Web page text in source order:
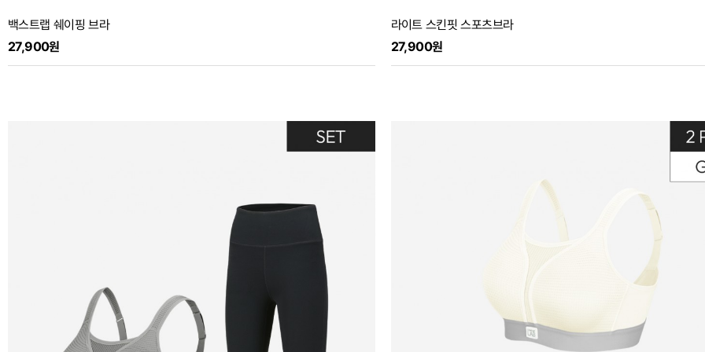
백스트랩 쉐이핑 브라
27,900원
라이트 스킨핏 스포츠브라
27,900원